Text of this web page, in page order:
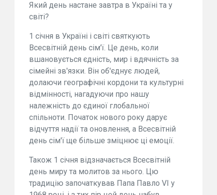
Який день настане завтра в Україні та у
світі?
1 січня в Україні і світі святкують
Всесвітній день сім'ї. Це день, коли
вшановується єдність, мир і вдячність за
сімейні зв'язки. Він об'єднує людей,
долаючи географічні кордони та культурні
відмінності, нагадуючи про нашу
належність до єдиної глобальної
спільноти. Початок нового року дарує
відчуття надії та оновлення, а Всесвітній
день сім'ї ще більше зміцнює ці емоції.
Також 1 січня відзначається Всесвітній
день миру та молитов за нього. Цю
традицію започаткував Папа Павло VI у